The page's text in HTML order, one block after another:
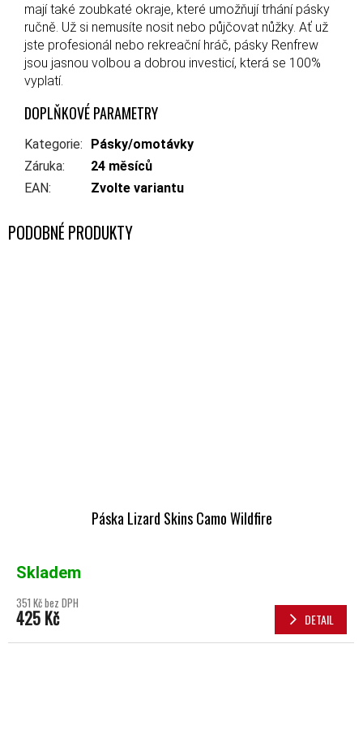
mají také zoubkaté okraje, které umožňují trhání pásky
ručně. Už si nemusíte nosit nebo půjčovat nůžky. Ať už
jste profesionál nebo rekreační hráč, pásky Renfrew
jsou jasnou volbou a dobrou investicí, která se 100%
vyplatí.
DOPLŇKOVÉ PARAMETRY
Kategorie:
Pásky/omotávky
Záruka:
24 měsíců
EAN: Zvolte variantu
Páska Lizard Skins Camo Wildfire
Skladem
351 Kč bez DPH
425 Kč DETAIL